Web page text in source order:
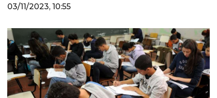
03/11/2023, 10:55